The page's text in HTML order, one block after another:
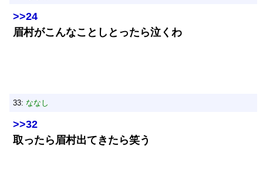
>>24
眉村がこんなことしとったら泣くわ
33: ななし
>>32
取ったら眉村出てきたら笑う